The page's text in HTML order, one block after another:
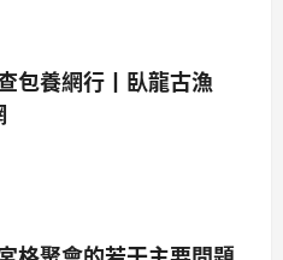
包養網行丨臥龍古漁